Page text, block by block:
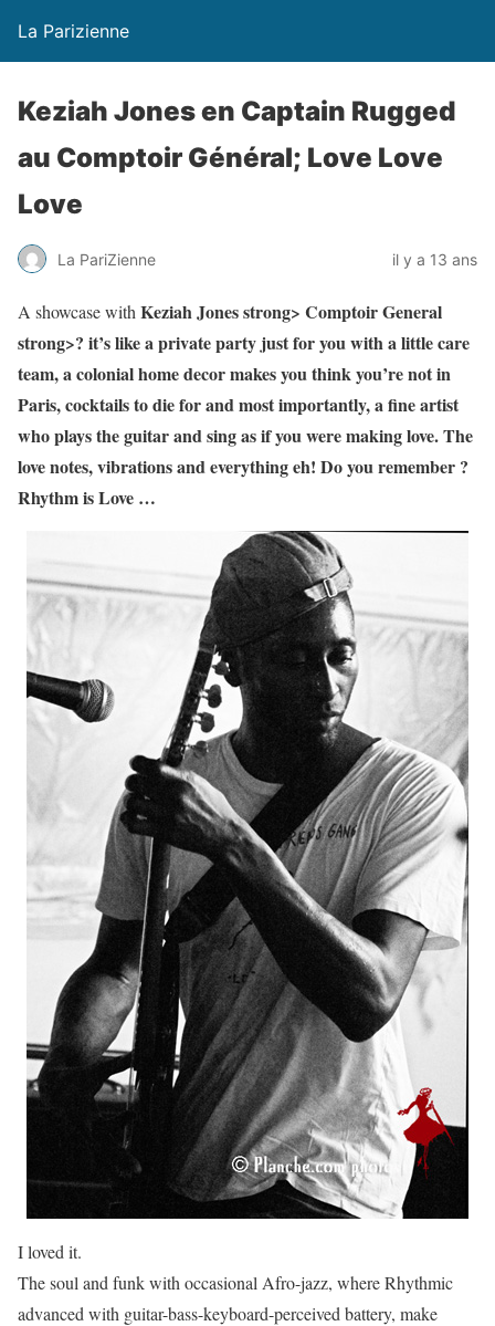
La Parizienne
Keziah Jones en Captain Rugged
au Comptoir Général; Love Love
Love
La PariZienne il y a 13 ans
A showcase with Keziah Jones strong> Comptoir General
strong>? it’s like a private party just for you with a little care
team, a colonial home decor makes you think you’re not in
Paris, cocktails to die for and most importantly, a fine artist
who plays the guitar and sing as if you were making love. The
love notes, vibrations and everything eh! Do you remember ?
Rhythm is Love …
I loved it.
The soul and funk with occasional Afro-jazz, where Rhythmic
advanced with guitar-bass-keyboard-perceived battery, make